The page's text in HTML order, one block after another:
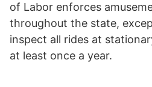
of Labor enforces
throughout the state,
inspect all rides at
at least once a year.